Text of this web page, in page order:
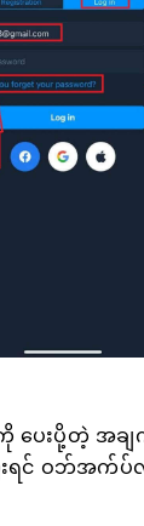
ကို ပေးပို့တဲ့ အ
ြီးရင် ဝဘ်အက်